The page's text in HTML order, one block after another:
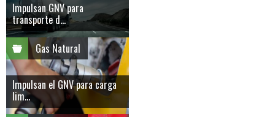
Impulsan GNV para
transporte d...
Gas Natural
Impulsan el GNV para carga
lim...